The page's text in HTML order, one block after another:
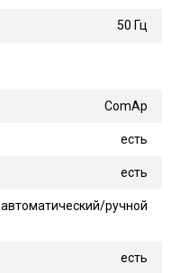
50 Гц
ComAp
есть
есть
автоматический/ручной
есть